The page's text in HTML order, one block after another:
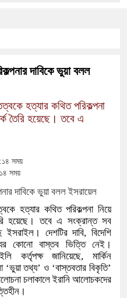
দাবিকে ভুয়া বলল
হত্যার কথিত পরিকল্পনা
তৈরি হয়েছে। তবে এ
সময়
সময়
হত্যার কথিত পরিকল্পনা নিয়ে
হয়েছে। তবে এ সংক্রান্ত সব
দেশটির দাবি, বিদেশি
কোনো বাস্তব ভিত্তি নেই।
কর্তৃপক্ষ জানিয়েছে, মার্কিন
‘ভুয়া তথ্য’ ও ‘বাস্তবতার বিকৃতি’
চলাকালে ইরানি আলোচকদের